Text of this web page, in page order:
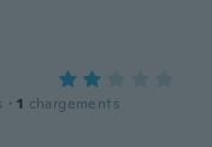
· 1 chargements